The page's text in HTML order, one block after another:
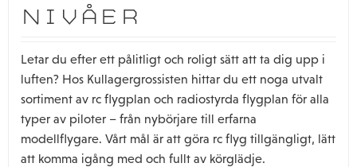
NIVÅER
Letar du efter ett pålitligt och roligt sätt att ta dig upp i
luften? Hos Kullagergrossisten hittar du ett noga utvalt
sortiment av rc flygplan och radiostyrda flygplan för alla
typer av piloter – från nybörjare till erfarna
modellflygare. Vårt mål är att göra rc flyg tillgängligt, lätt
att komma igång med och fullt av körglädje.